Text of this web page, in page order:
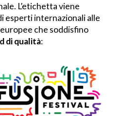
L’etichetta viene
esperti internazionali alle
che soddisfino
di qualità: